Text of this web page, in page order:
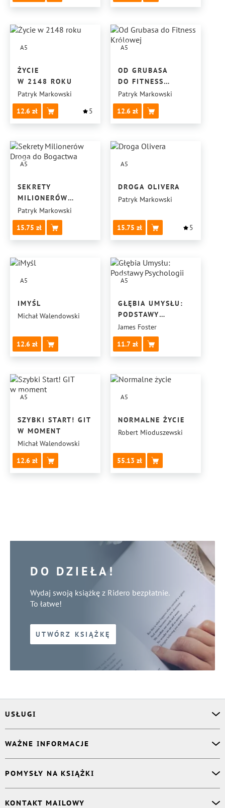
A5
ŻYCIE
W 2148 ROKU
Patryk Markowski
12.6
5
A5
OD GRUBASA
DO FITNESS
KRÓLOWEJ
Patryk Markowski
12.6
A5
SEKRETY
MILIONERÓW
DROGA
DO BOGACTWA
Patryk Markowski
15.75
A5
DROGA OLIVERA
Patryk Markowski
15.75 5
A5
IMYŚL
Michał Walendowski
12.6
A5
GŁĘBIA UMYSŁU:
PODSTAWY
PSYCHOLOGII
James Foster
11.7
A5
SZYBKI START! GIT
W MOMENT
Michał Walendowski
12.6
A5
NORMALNE ŻYCIE
Robert Mioduszewski
55.13
DO DZIEŁA!
Wydaj swoją książkę z Ridero bezpłatnie.
To łatwe!
UTWÓRZ KSIĄŻKĘ
USŁUGI
Korektor
Projektant okładki
Druk Twojej książki
Publikacja
WAŻNE INFORMACJE
Książki Ridero
Pomoc
Polityka prywatności
POMYSŁY NA KSIĄŻKI
KONTAKT MAILOWY